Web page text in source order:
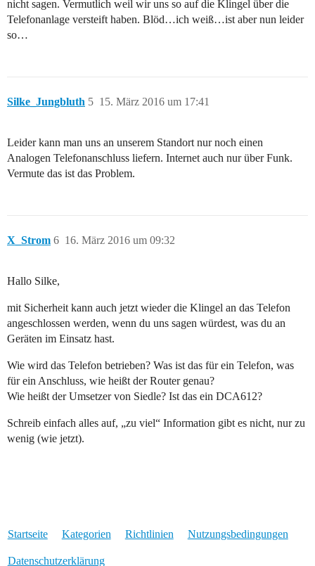
nicht sagen. Vermutlich weil wir uns so auf die Klingel über die
Telefonanlage versteift haben. Blöd…ich weiß…ist aber nun leider
so…
Silke_Jungbluth 15. März 2016 um 17:41
5
Leider kann man uns an unserem Standort nur noch einen
Analogen Telefonanschluss liefern. Internet auch nur über Funk.
Vermute das ist das Problem.
X_Strom 16. März 2016 um 09:32
6
Hallo Silke,
mit Sicherheit kann auch jetzt wieder die Klingel an das Telefon
angeschlossen werden, wenn du uns sagen würdest, was du an
Geräten im Einsatz hast.
Wie wird das Telefon betrieben? Was ist das für ein Telefon, was
für ein Anschluss, wie heißt der Router genau?
Wie heißt der Umsetzer von Siedle? Ist das ein DCA612?
Schreib einfach alles auf, „zu viel“ Information gibt es nicht, nur zu
wenig (wie jetzt).
Startseite Kategorien Richtlinien Nutzungsbedingungen
Datenschutzerklärung